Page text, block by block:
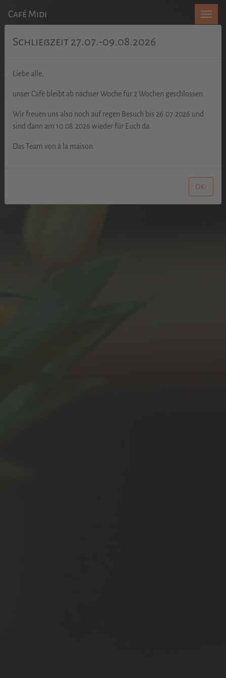
Café Midi
Schließzeit 27.07.-09.08.2026
Liebe alle,
unser Café bleibt ab nächser Woche für 2 Wochen geschlossen.
Wir freuen uns also noch auf regen Besuch bis 26.07.2026 und
sind dann am 10.08.2026 wieder für Euch da.
Das Team von à la maison.
OK!